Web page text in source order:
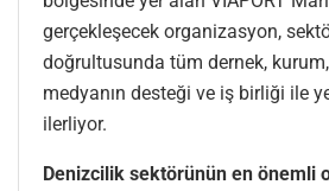
gerçekleşecek organizasyon,
doğrultusunda tüm dernek,
medyanın desteği ve iş birliği ile
ilerliyor.
Denizcilik sektörünün en önemli